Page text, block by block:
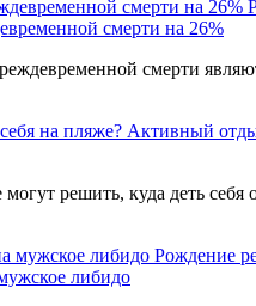
смерти на 26%
смерти
на пляже? Активный
решить, куда деть
Рождение
либидо